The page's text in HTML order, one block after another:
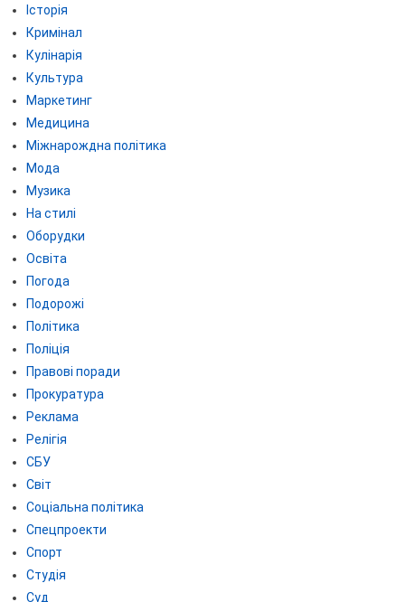
Історія
Кримінал
Кулінарія
Культура
Маркетинг
Медицина
Міжнарождна політика
Мода
Музика
На стилі
Оборудки
Освіта
Погода
Подорожі
Політика
Поліція
Правові поради
Прокуратура
Реклама
Релігія
СБУ
Світ
Соціальна політика
Спецпроекти
Спорт
Студія
Суд